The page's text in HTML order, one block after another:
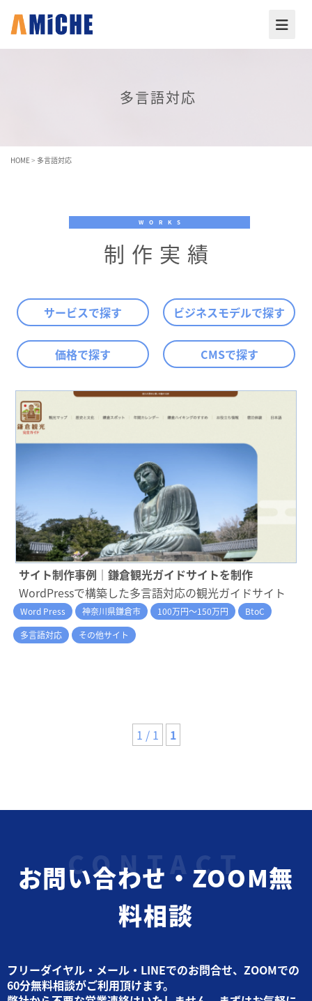
多言語対応
HOME> 多言語対応
WORKS
制作実績
サービスで探す ビジネスモデルで探す
価格で探す CMSで探す
サイト制作事例｜鎌倉観光ガイドサイトを制作
WordPressで構築した多言語対応の観光ガイドサイト
Word Press 神奈川県鎌倉市 100万円～150万円
BtoC
多言語対応
その他サイト
1 / 1 1
お問い合わせ・ZOOM無
料相談
フリーダイヤル・メール・LINEでのお問合せ、ZOOMでの
60分無料相談がご利用頂けます。